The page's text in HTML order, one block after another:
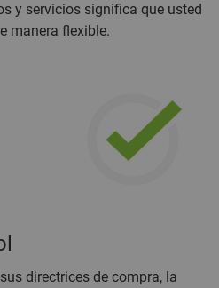
y servicios significa que usted
manera flexible.
directrices de compra, la